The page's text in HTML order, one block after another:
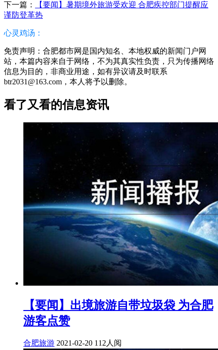
下一篇：
【要闻】暑期境外旅游受欢迎 合肥疾控部门提醒应
谨防登革热
心灵鸡汤：
免责声明：合肥都市网是国内知名、本地权威的新闻门户网
站，本篇内容来自于网络，不为其真实性负责，只为传播网络
信息为目的，非商业用途，如有异议请及时联系
btr2031@163.com，本人将予以删除。
看了又看的信息资讯
【要闻】出境旅游自带垃圾袋 为合肥
游客点赞
合肥旅游 2021-02-20 112人阅